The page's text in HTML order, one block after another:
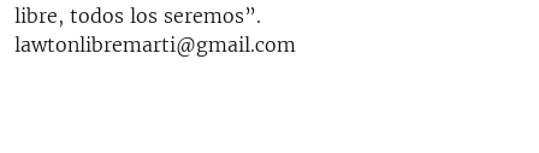
LOS SANTOS DE HIALEAH
DESINFORMACIÓN RUSA EN AMÉRICA LATINA
libre, todos los seremos”.
lawtonlibremarti@gmail.com